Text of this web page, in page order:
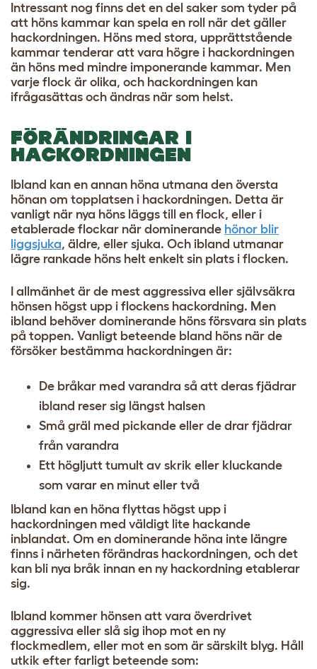
Intressant nog finns det en del saker som tyder på
att höns kammar kan spela en roll när det gäller
hackordningen. Höns med stora, upprättstående
kammar tenderar att vara högre i hackordningen
än höns med mindre imponerande kammar. Men
varje flock är olika, och hackordningen kan
ifrågasättas och ändras när som helst.
FÖRÄNDRINGAR I
HACKORDNINGEN
Ibland kan en annan höna utmana den översta
hönan om topplatsen i hackordningen. Detta är
vanligt när nya höns läggs till en flock, eller i
etablerade flockar när dominerande hönor blir
liggsjuka, äldre, eller sjuka. Och ibland utmanar
lägre rankade höns helt enkelt sin plats i flocken.
I allmänhet är de mest aggressiva eller självsäkra
hönsen högst upp i flockens hackordning. Men
ibland behöver dominerande höns försvara sin plats
på toppen. Vanligt beteende bland höns när de
försöker bestämma hackordningen är:
De bråkar med varandra så att deras fjädrar
ibland reser sig längst halsen
Små gräl med pickande eller de drar fjädrar
från varandra
Ett högljutt tumult av skrik eller kluckande
som varar en minut eller två
Ibland kan en höna flyttas högst upp i
hackordningen med väldigt lite hackande
inblandat. Om en dominerande höna inte längre
finns i närheten förändras hackordningen, och det
kan bli nya bråk innan en ny hackordning etablerar
sig.
Ibland kommer hönsen att vara överdrivet
aggressiva eller slå sig ihop mot en ny
flockmedlem, eller mot en som är särskilt blyg. Håll
utkik efter farligt beteende som: